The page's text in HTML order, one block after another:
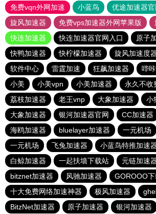
免费vqn外网加速
小蓝鸟 优途加速器官
旋风加速器
免费vps加速器外网苹果版
快连加速器
快连加速器官网入口
原子
快鸭加速器
快柠檬加速器 旋风加速度
软件中心
雷霆加速 狂飙加速器 哔
小美
小美vpn 小美加速器
永久不收
荔枝加速器
老王vnp 大象加速器
小
大象加速器
银河加速器官网 CC加速器
海鸥加速器
bluelayer加速器 一元机场
一元机场
飞兔加速器 小蓝鸟特推加速
白鲸加速器
一起扶墙下载站 元链加速
bitznet加速器
风驰加速器
GOROOO
十大免费网络加速神器
极风加速器
BitzNet加速器
原子加速器 银河加速器